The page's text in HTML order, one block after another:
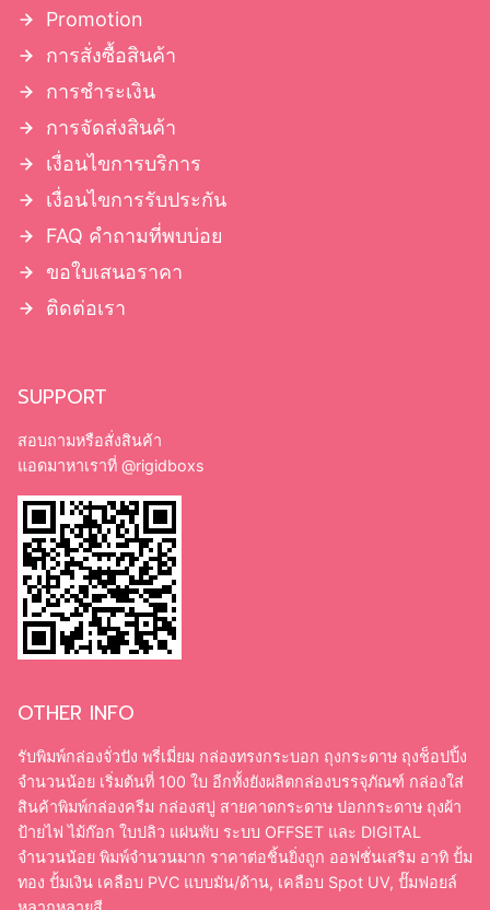
Promotion
การสั่งซื้อสินค้า
การชำระเงิน
การจัดส่งสินค้า
เงื่อนไขการบริการ
เงื่อนไขการรับประกัน
FAQ คำถามที่พบบ่อย
ขอใบเสนอราคา
ติดต่อเรา
SUPPORT
สอบถามหรือสั่งสินค้า
แอดมาหาเราที่ @rigidboxs
OTHER INFO
รับพิมพ์กล่องจั่วปัง พรี่เมี่ยม กล่องทรงกระบอก ถุงกระดาษ ถุงช็อปปิ้ง
จำนวนน้อย เริ่มต้นที่ 100 ใบ อีกทั้งยังผลิตกล่องบรรจุภัณฑ์ กล่องใส่
สินค้าพิมพ์กล่องครีม กล่องสบู่ สายคาดกระดาษ ปอกกระดาษ ถุงผ้า
ป้ายไฟ ไม้ก๊อก ใบปลิว แผ่นพับ ระบบ OFFSET และ DIGITAL
จำนวนน้อย พิมพ์จำนวนมาก ราคาต่อชิ้นยิ่งถูก ออฟชั่นเสริม อาทิ ปั้ม
ทอง ปั้มเงิน เคลือบ PVC แบบมัน/ด้าน, เคลือบ Spot UV, ปั๊มฟอยล์